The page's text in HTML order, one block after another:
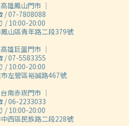
高雄鳳山門市 ｜
/ 07-7808088
/ 10:00-20:00
山區青年路二段379號
高雄巨蛋門市 ｜
/ 07-5583355
/ 10:00-20:00
左營區裕誠路467號
台南赤崁門市 ｜
/ 06-2233033
/ 10:00-20:00
西區民族路二段228號